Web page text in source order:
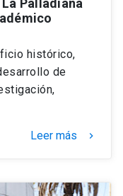
Palladiana
histórico,
de
Leer más keyboard_arrow_right